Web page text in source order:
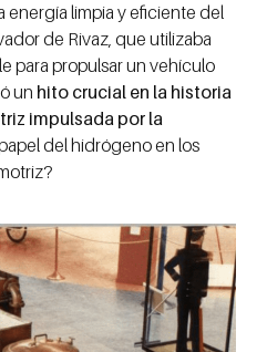
energía limpia y eficiente del
de Rivaz, que utilizaba
para propulsar un vehículo
un hito crucial en la historia
impulsada por la
del hidrógeno en los